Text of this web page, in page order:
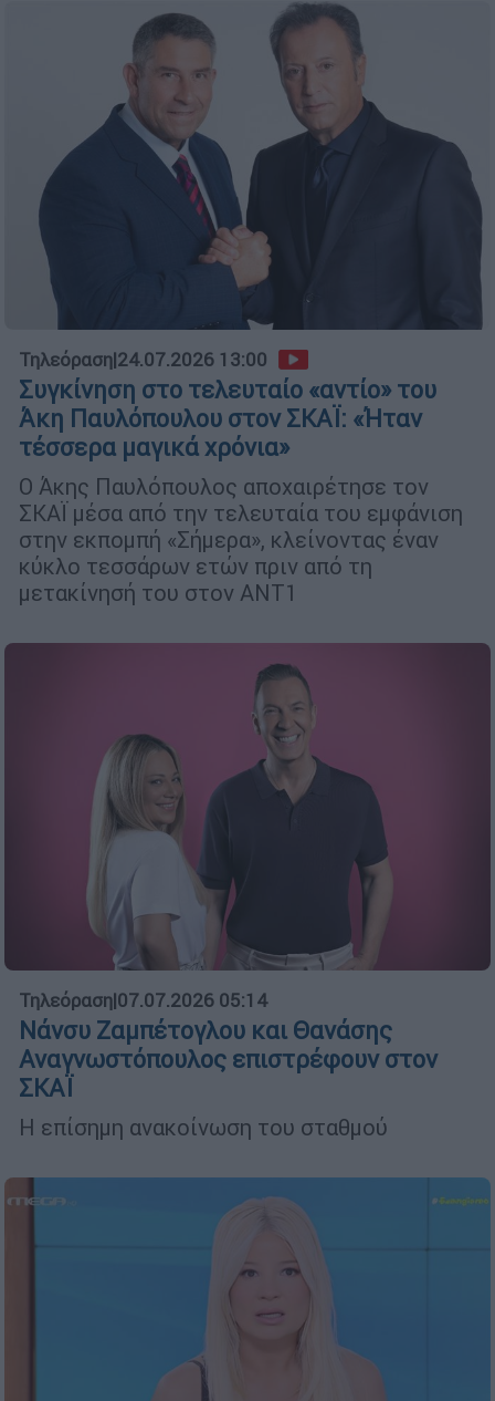
Τηλεόραση|24.07.2026 13:00
Συγκίνηση στο τελευταίο «αντίο» του
Άκη Παυλόπουλου στον ΣΚΑΪ: «Ήταν
τέσσερα μαγικά χρόνια»
Ο Άκης Παυλόπουλος αποχαιρέτησε τον
ΣΚΑΪ μέσα από την τελευταία του εμφάνιση
στην εκπομπή «Σήμερα», κλείνοντας έναν
κύκλο τεσσάρων ετών πριν από τη
μετακίνησή του στον ΑΝΤ1
Τηλεόραση|07.07.2026 05:14
Νάνσυ Ζαμπέτογλου και Θανάσης
Αναγνωστόπουλος επιστρέφουν στον
ΣΚΑΪ
Η επίσημη ανακοίνωση του σταθμού